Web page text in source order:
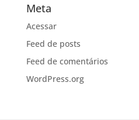
Meta
Acessar
Feed de posts
Feed de comentários
WordPress.org